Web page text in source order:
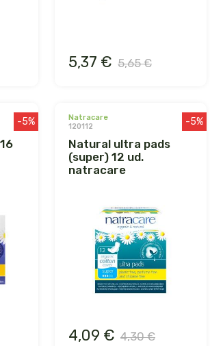
5,37 € 5,65 €
-5%
natracare
120112
natural ultra pads
(super) 12 ud.
natracare
-5%
4,09 € 4,30 €